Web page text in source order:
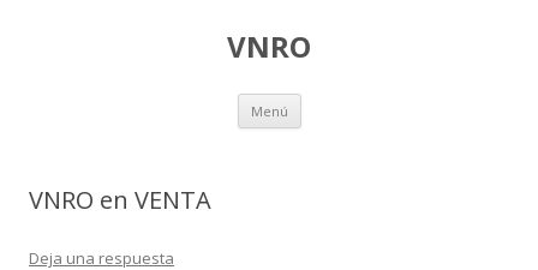
VNRO
Menú Ir
contenido
VNRO en VENTA
Deja una respuesta